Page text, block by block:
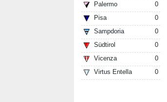
Palermo
0
Pisa
0
Sampdoria
0
Südtirol
0
Vicenza
0
Virtus Entella
0